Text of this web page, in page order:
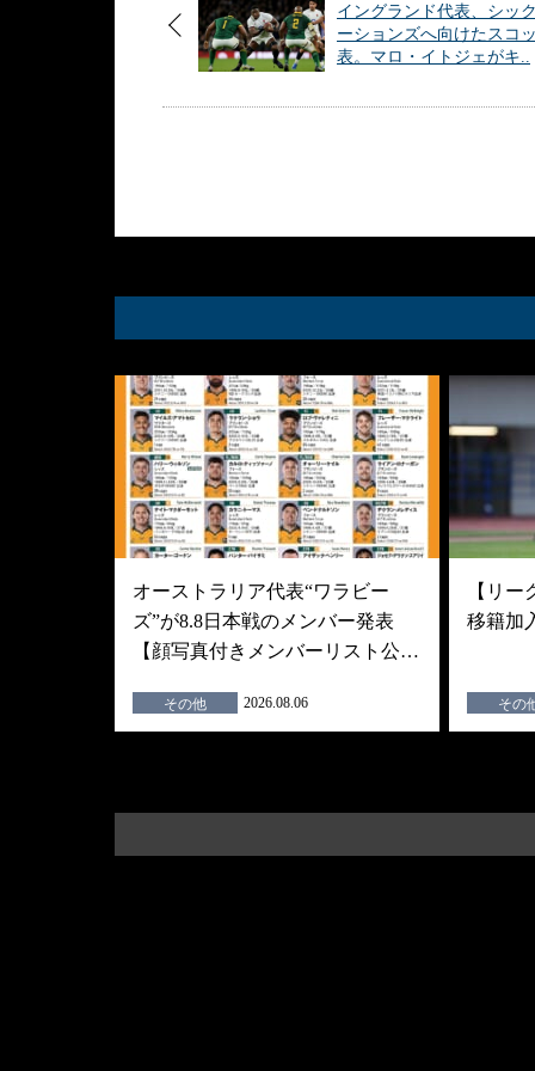
イングランド代表、シッ
ーションズへ向けたスコ
表。マロ・イトジェがキ..
オーストラリア代表“ワラビー
ズ”が8.8日本戦のメンバー発表
【顔写真付きメンバーリスト公…
その他 2026.08.06
【リ
移籍加
その